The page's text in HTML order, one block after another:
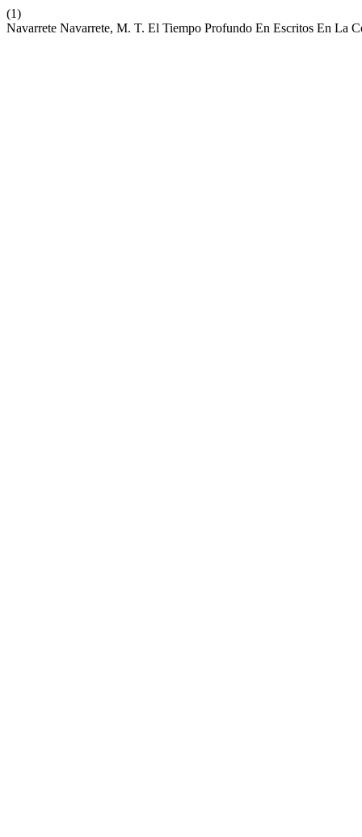
(1)
Navarrete Navarrete, M. T. El Tiempo Profundo En Escritos En La